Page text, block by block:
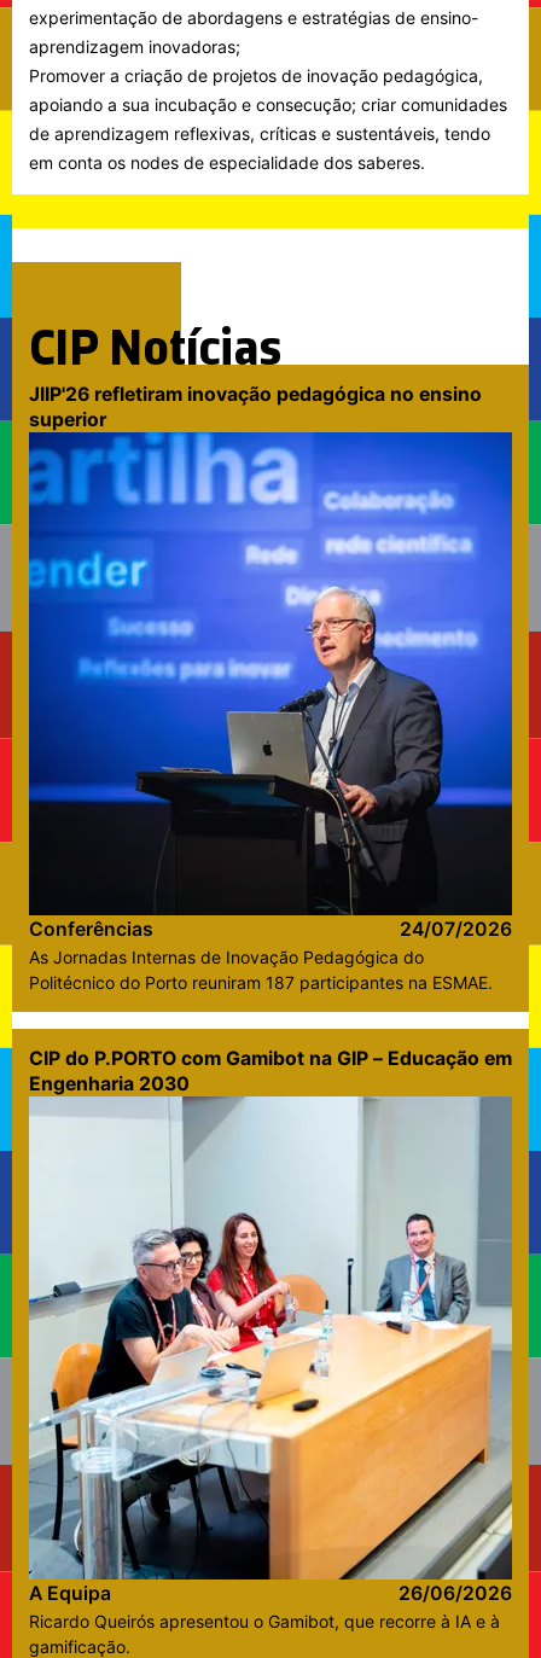
experimentação de abordagens e estratégias de ensino-
aprendizagem inovadoras;
Promover a criação de projetos de inovação pedagógica,
apoiando a sua incubação e consecução; criar comunidades
de aprendizagem reflexivas, críticas e sustentáveis, tendo
em conta os nodes de especialidade dos saberes.
CIP Notícias
JIIP'26 refletiram inovação pedagógica no ensino
superior
Conferências 24/07/2026
As Jornadas Internas de Inovação Pedagógica do
Politécnico do Porto reuniram 187 participantes na ESMAE.
CIP do P.PORTO com Gamibot na GIP – Educação em
Engenharia 2030
A Equipa 26/06/2026
Ricardo Queirós apresentou o Gamibot, que recorre à IA e à
gamificação.